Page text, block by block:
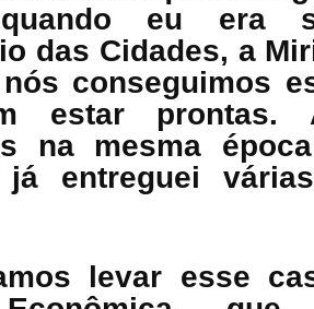
eu era
das Cidades, a
conseguimos
estar
na mesma
já entreguei
levar esse